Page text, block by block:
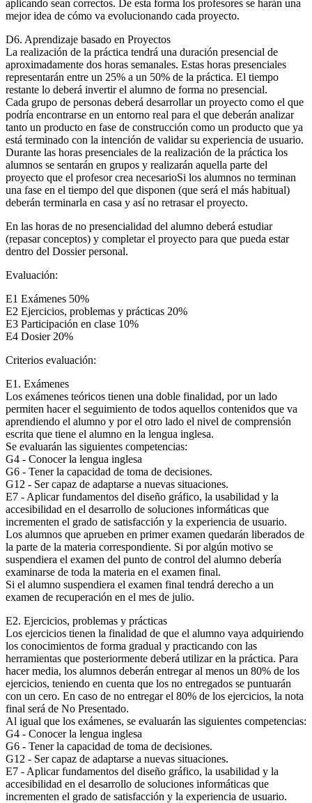
aplicando sean correctos. De esta forma los profesores se harán una
mejor idea de cómo va evolucionando cada proyecto.
D6. Aprendizaje basado en Proyectos
La realización de la práctica tendrá una duración presencial de
aproximadamente dos horas semanales. Estas horas presenciales
representarán entre un 25% a un 50% de la práctica. El tiempo
restante lo deberá invertir el alumno de forma no presencial.
Cada grupo de personas deberá desarrollar un proyecto como el que
podría encontrarse en un entorno real para el que deberán analizar
tanto un producto en fase de construcción como un producto que ya
está terminado con la intención de validar su experiencia de usuario.
Durante las horas presenciales de la realización de la práctica los
alumnos se sentarán en grupos y realizarán aquella parte del
proyecto que el profesor crea necesarioSi los alumnos no terminan
una fase en el tiempo del que disponen (que será el más habitual)
deberán terminarla en casa y así no retrasar el proyecto.
En las horas de no presencialidad del alumno deberá estudiar
(repasar conceptos) y completar el proyecto para que pueda estar
dentro del Dossier personal.
Evaluación:
E1 Exámenes 50%
E2 Ejercicios, problemas y prácticas 20%
E3 Participación en clase 10%
E4 Dosier 20%
Criterios evaluación:
E1. Exámenes
Los exámenes teóricos tienen una doble finalidad, por un lado
permiten hacer el seguimiento de todos aquellos contenidos que va
aprendiendo el alumno y por el otro lado el nivel de comprensión
escrita que tiene el alumno en la lengua inglesa.
Se evaluarán las siguientes competencias:
G4 - Conocer la lengua inglesa
G6 - Tener la capacidad de toma de decisiones.
G12 - Ser capaz de adaptarse a nuevas situaciones.
E7 - Aplicar fundamentos del diseño gráfico, la usabilidad y la
accesibilidad en el desarrollo de soluciones informáticas que
incrementen el grado de satisfacción y la experiencia de usuario.
Los alumnos que aprueben en primer examen quedarán liberados de
la parte de la materia correspondiente. Si por algún motivo se
suspendiera el examen del punto de control del alumno debería
examinarse de toda la materia en el examen final.
Si el alumno suspendiera el examen final tendrá derecho a un
examen de recuperación en el mes de julio.
E2. Ejercicios, problemas y prácticas
Los ejercicios tienen la finalidad de que el alumno vaya adquiriendo
los conocimientos de forma gradual y practicando con las
herramientas que posteriormente deberá utilizar en la práctica. Para
hacer media, los alumnos deberán entregar al menos un 80% de los
ejercicios, teniendo en cuenta que los no entregados se puntuarán
con un cero. En caso de no entregar el 80% de los ejercicios, la nota
final será de No Presentado.
Al igual que los exámenes, se evaluarán las siguientes competencias:
G4 - Conocer la lengua inglesa
G6 - Tener la capacidad de toma de decisiones.
G12 - Ser capaz de adaptarse a nuevas situaciones.
E7 - Aplicar fundamentos del diseño gráfico, la usabilidad y la
accesibilidad en el desarrollo de soluciones informáticas que
incrementen el grado de satisfacción y la experiencia de usuario.